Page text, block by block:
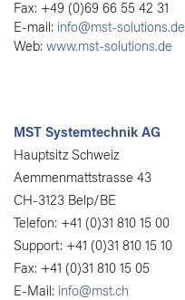
Fax: +49 (0)69 66 55 42 31
E-mail: info@mst-solutions.de
Web: www.mst-solutions.de
MST Systemtechnik AG
Hauptsitz Schweiz
Aemmenmattstrasse 43
CH-3123 Belp/BE
Telefon: +41 (0)31 810 15 00
Support: +41 (0)31 810 15 10
Fax: +41 (0)31 810 15 05
E-Mail: info@mst.ch